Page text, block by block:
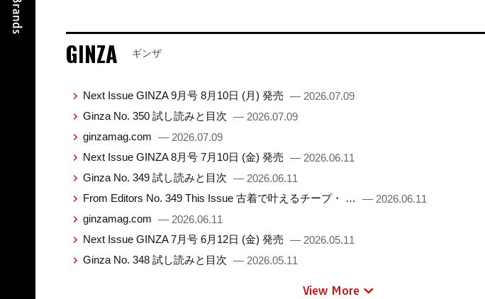
GINZA ギンザ
Next Issue GINZA 9月号 8月10日 (月) 発売 — 2026.07.09
Ginza No. 350 試し読みと目次 — 2026.07.09
ginzamag.com — 2026.07.09
Next Issue GINZA 8月号 7月10日 (金) 発売 — 2026.06.11
Ginza No. 349 試し読みと目次 — 2026.06.11
From Editors No. 349 This Issue 古着で叶えるチープ・ …
— 2026.06.11
ginzamag.com — 2026.06.11
Next Issue GINZA 7月号 6月12日 (金) 発売 — 2026.05.11
Ginza No. 348 試し読みと目次 — 2026.05.11
View More